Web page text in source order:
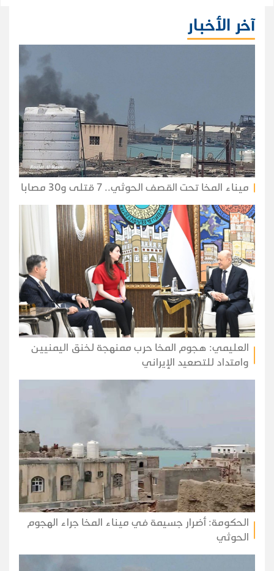
آخر الأخبار
ميناء المخا تحت القصف الحوثي.. 7 قتلى و30 مصابا
العليمي: هجوم المخا حرب ممنهجة لخنق اليمنيين
وامتداد للتصعيد الإيراني
الحكومة: أضرار جسيمة في ميناء المخا جراء الهجوم
الحوثي